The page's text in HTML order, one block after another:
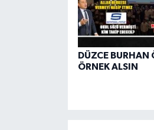
DÜZCE BURHAN
ÖRNEK ALSIN